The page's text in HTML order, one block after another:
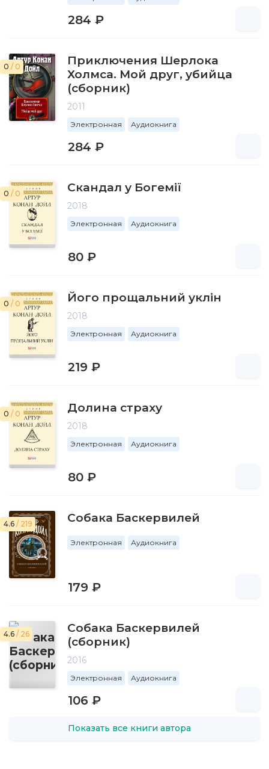
284 ₽
0 / 0
Приключения Шерлока
Холмса. Мой друг, убийца
(сборник)
2011
Электронная Аудиокнига
284 ₽
0 / 0 Скандал у Богемії
2018
Электронная Аудиокнига
80 ₽
0 / 0 Його прощальний уклін
2018
Электронная Аудиокнига
219 ₽
0 / 0 Долина страху
2018
Электронная Аудиокнига
80 ₽
4.6 / 219 Собака Баскервилей
Электронная Аудиокнига
179 ₽
4.6 / 26
Собака Баскервилей
(сборник)
2016
Электронная Аудиокнига
106 ₽
Показать все книги автора